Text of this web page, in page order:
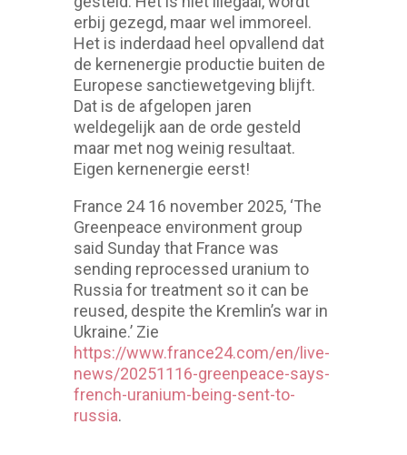
erbij gezegd, maar wel immoreel.
Het is inderdaad heel opvallend dat
de kernenergie productie buiten de
Europese sanctiewetgeving blijft.
Dat is de afgelopen jaren
weldegelijk aan de orde gesteld
maar met nog weinig resultaat.
Eigen kernenergie eerst!
France 24 16 november 2025, ‘The
Greenpeace environment group
said Sunday that France was
sending reprocessed uranium to
Russia for treatment so it can be
reused, despite the Kremlin’s war in
Ukraine.’ Zie
https://www.france24.com/en/live-
news/20251116-greenpeace-says-
french-uranium-being-sent-to-
russia.